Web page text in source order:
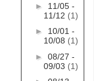
► 11/05 -
11/12 (1)
► 10/01 -
10/08 (1)
► 08/27 -
09/03 (1)